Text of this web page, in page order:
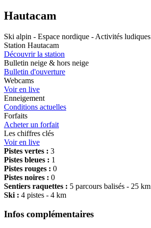
Hautacam
Ski alpin - Espace nordique - Activités
Station Hautacam
Découvrir la station
Bulletin neige & hors neige
Bulletin d'ouverture
Webcams
Voir en live
Enneigement
Conditions actuelles
Forfaits
Acheter un forfait
Les chiffres clés
Voir en live
Pistes vertes : 3
Pistes bleues : 1
Pistes rouges : 0
Pistes noires : 0
Sentiers raquettes : 5 parcours balisés - 25 km
Ski : 4 pistes - 4 km
Infos complémentaires